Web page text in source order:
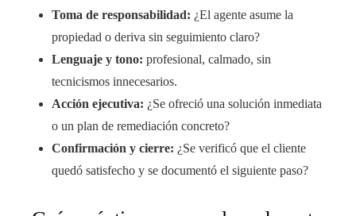
Toma de responsabilidad: ¿El agente asume la
propiedad o deriva sin seguimiento claro?
Lenguaje y tono: profesional, calmado, sin
tecnicismos innecesarios.
Acción ejecutiva: ¿Se ofreció una solución inmediata
o un plan de remediación concreto?
Confirmación y cierre: ¿Se verificó que el cliente
quedó satisfecho y se documentó el siguiente paso?